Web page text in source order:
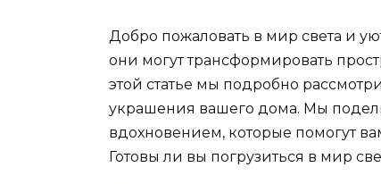
Добро пожаловать в мир света и
они могут трансформировать
этой статье мы подробно
украшения вашего дома. Мы
вдохновением, которые помогут
Готовы ли вы погрузиться в мир